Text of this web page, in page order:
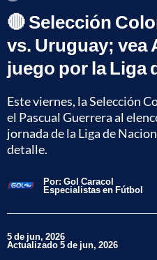
🔴 Selección
vs. Uruguay; vea
juego por la Liga
Este viernes, la Selección
el Pascual Guerrera al
jornada de la Liga de
detalle.
Por: Gol Caracol
Especialistas en Fútbol
5 de jun, 2026
Actualizado 5 de jun, 2026